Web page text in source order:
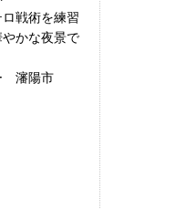
戦術を練習
かな夜景で
瀋陽市